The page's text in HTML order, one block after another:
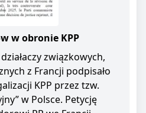
w obronie KPP
związkowych,
z Francji podpisało
KPP przez tzw.
w Polsce. Petycję